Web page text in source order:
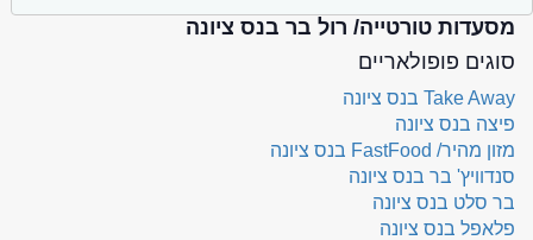
מסעדות טורטייה/ רול בר בנס ציונה
סוגים פופולאריים
Take Away בנס ציונה
פיצה בנס ציונה
מזון מהיר/ FastFood בנס ציונה
סנדוויץ' בר בנס ציונה
בר סלט בנס ציונה
פלאפל בנס ציונה